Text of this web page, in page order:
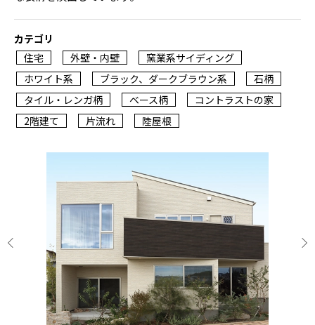
カテゴリ
住宅
外壁・内壁
窯業系サイディング
ホワイト系
ブラック、ダークブラウン系
石柄
タイル・レンガ柄
ベース柄
コントラストの家
2階建て
片流れ 陸屋根